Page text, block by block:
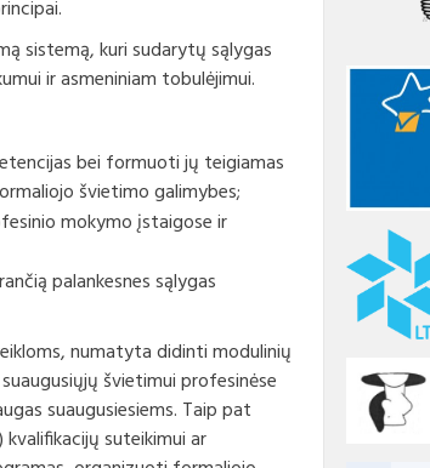
Kompetencijų
vykdymo instrukcijos
Mokinių registras ir
Apeliacijų teikimas
mokymo metodinės
Suaugusiųjų mokymosi ištekliai
Neformaliuoju ir savišvietos
susijusių su aukštuoju mokslu,
vertinimo ir pripažinimo
bendrieji principai
sistemą, kuri sudarytų sąlygas
ir asmeniniam tobulėjimui.
bei formuoti jų teigiamas
švietimo galimybes;
mokymo įstaigose ir
palankesnes sąlygas
numatyta didinti modulinių
švietimui profesinėse
suaugusiesiems. Taip pat
suteikimui ar